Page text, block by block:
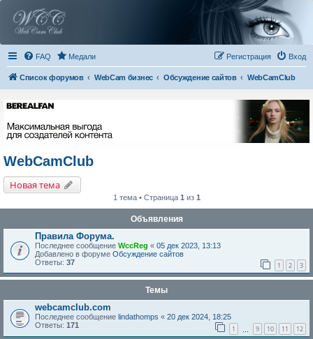
FAQ Медали Вход
Регистрация
Список форумов WebCam бизнес Обсуждение сайтов WebCamClub
WebCamClub
Новая тема
1 тема • Страница 1 из 1
Объявления
Правила Форума.
Последнее сообщение WccReg « 05 дек 2023, 13:13
Добавлено в форуме Обсуждение сайтов
Ответы: 37 1 2 3
Темы
webcamclub.com
Последнее сообщение lindathomps « 20 дек 2024, 18:25
Ответы: 171 1 9 10 11 12